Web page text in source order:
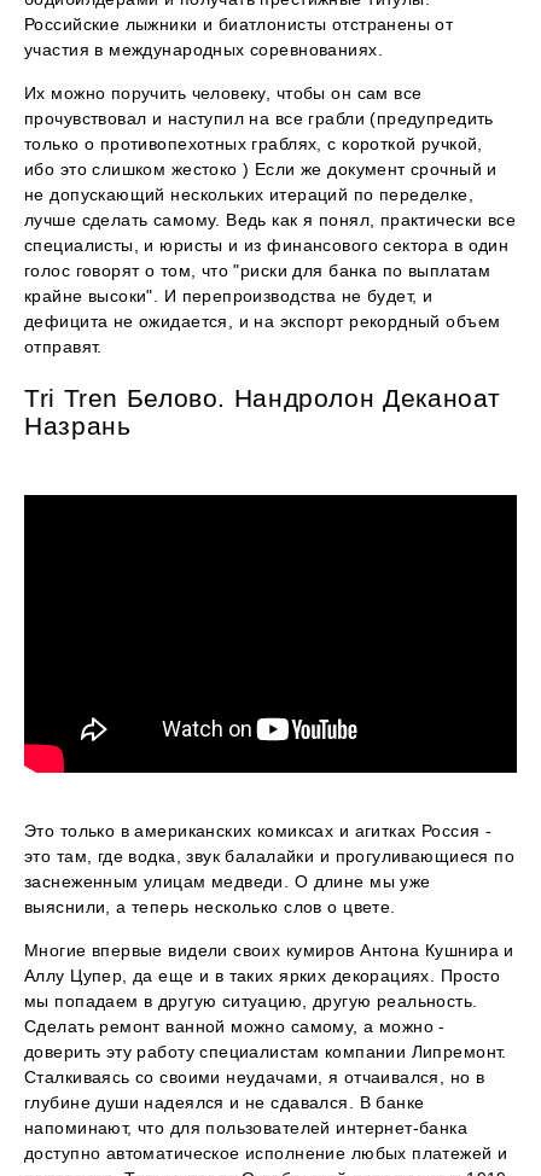
Российские лыжники и биатлонисты отстранены от
участия в международных соревнованиях.
Их можно поручить человеку, чтобы он сам все
прочувствовал и наступил на все грабли (предупредить
только о противопехотных граблях, с короткой ручкой,
ибо это слишком жестоко ) Если же документ срочный и
не допускающий нескольких итераций по переделке,
лучше сделать самому. Ведь как я понял, практически все
специалисты, и юристы и из финансового сектора в один
голос говорят о том, что "риски для банка по выплатам
крайне высоки". И перепроизводства не будет, и
дефицита не ожидается, и на экспорт рекордный объем
отправят.
Tri Tren Белово. Нандролон Деканоат
Назрань
Это только в американских комиксах и агитках Россия -
это там, где водка, звук балалайки и прогуливающиеся по
заснеженным улицам медведи. О длине мы уже
выяснили, а теперь несколько слов о цвете.
Многие впервые видели своих кумиров Антона Кушнира и
Аллу Цупер, да еще и в таких ярких декорациях. Просто
мы попадаем в другую ситуацию, другую реальность.
Сделать ремонт ванной можно самому, а можно -
доверить эту работу специалистам компании Липремонт.
Сталкиваясь со своими неудачами, я отчаивался, но в
глубине души надеялся и не сдавался. В банке
напоминают, что для пользователей интернет-банка
доступно автоматическое исполнение любых платежей и